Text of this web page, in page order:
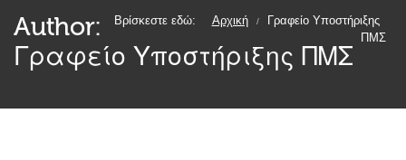
Author:
Γραφείο Υποστήριξης ΠΜΣ
Βρίσκεστε εδώ: Αρχική /
Γραφείο Υποστήριξης
ΠΜΣ